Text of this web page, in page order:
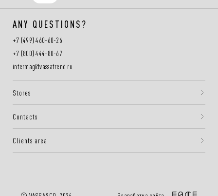
ANY QUESTIONS?
+7 (499) 460-60-26
+7 (800) 444-80-67
intermag@vassatrend.ru
Stores
Contacts
Clients area